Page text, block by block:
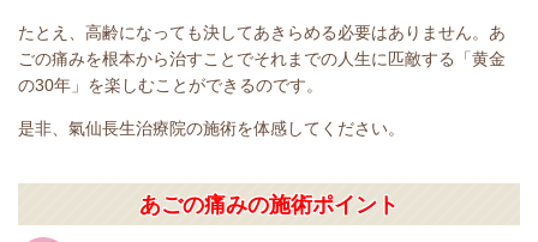
たとえ、高齢になっても決してあきらめる必要はありません。あ
ごの痛みを根本から治すことでそれまでの人生に匹敵する「黄金
の30年」を楽しむことができるのです。
是非、氣仙長生治療院の施術を体感してください。
あごの痛みの施術ポイント